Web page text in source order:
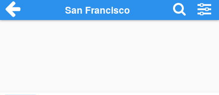
San Francisco